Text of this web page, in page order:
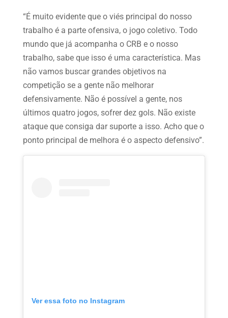
“É muito evidente que o viés principal do nosso
trabalho é a parte ofensiva, o jogo coletivo. Todo
mundo que já acompanha o CRB e o nosso
trabalho, sabe que isso é uma característica. Mas
não vamos buscar grandes objetivos na
competição se a gente não melhorar
defensivamente. Não é possível a gente, nos
últimos quatro jogos, sofrer dez gols. Não existe
ataque que consiga dar suporte a isso. Acho que o
ponto principal de melhora é o aspecto defensivo”.
Ver essa foto no Instagram